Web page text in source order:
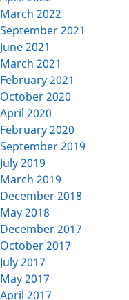
March 2022
September 2021
June 2021
March 2021
February 2021
October 2020
April 2020
February 2020
September 2019
July 2019
March 2019
December 2018
May 2018
December 2017
October 2017
July 2017
May 2017
April 2017